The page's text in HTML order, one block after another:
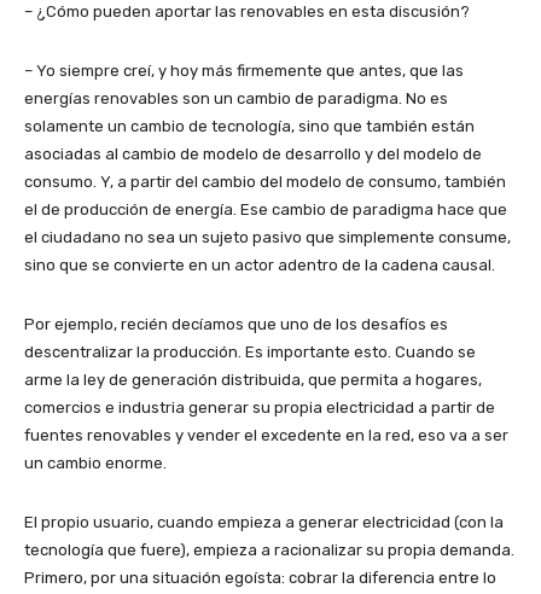
– ¿Cómo pueden aportar las renovables en esta discusión?
– Yo siempre creí, y hoy más firmemente que antes, que las
energías renovables son un cambio de paradigma. No es
solamente un cambio de tecnología, sino que también están
asociadas al cambio de modelo de desarrollo y del modelo de
consumo. Y, a partir del cambio del modelo de consumo, también
el de producción de energía. Ese cambio de paradigma hace que
el ciudadano no sea un sujeto pasivo que simplemente consume,
sino que se convierte en un actor adentro de la cadena causal.
Por ejemplo, recién decíamos que uno de los desafíos es
descentralizar la producción. Es importante esto. Cuando se
arme la ley de generación distribuida, que permita a hogares,
comercios e industria generar su propia electricidad a partir de
fuentes renovables y vender el excedente en la red, eso va a ser
un cambio enorme.
El propio usuario, cuando empieza a generar electricidad (con la
tecnología que fuere), empieza a racionalizar su propia demanda.
Primero, por una situación egoísta: cobrar la diferencia entre lo